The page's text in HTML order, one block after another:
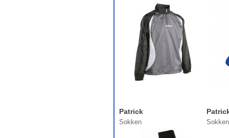
Patrick
Sokken Sokken